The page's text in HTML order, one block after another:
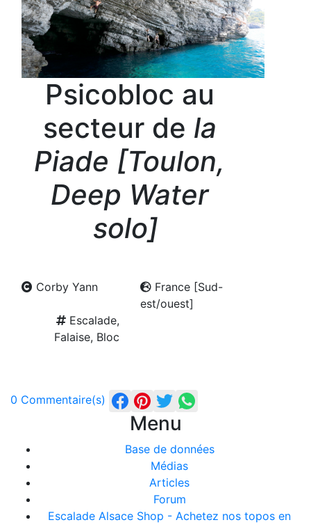
Psicobloc au
secteur de la
Piade [Toulon,
Deep Water
solo]
Corby Yann
France [Sud-
est/ouest]
Escalade,
Falaise, Bloc
0 Commentaire(s)
Menu
Base de données
Médias
Articles
Forum
Escalade Alsace Shop - Achetez nos topos en